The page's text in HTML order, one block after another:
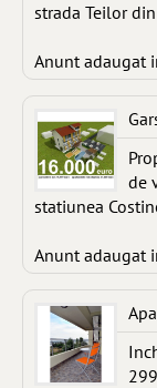
strada Teilor
Anunt adaugat
de
statiunea
Anunt adaugat